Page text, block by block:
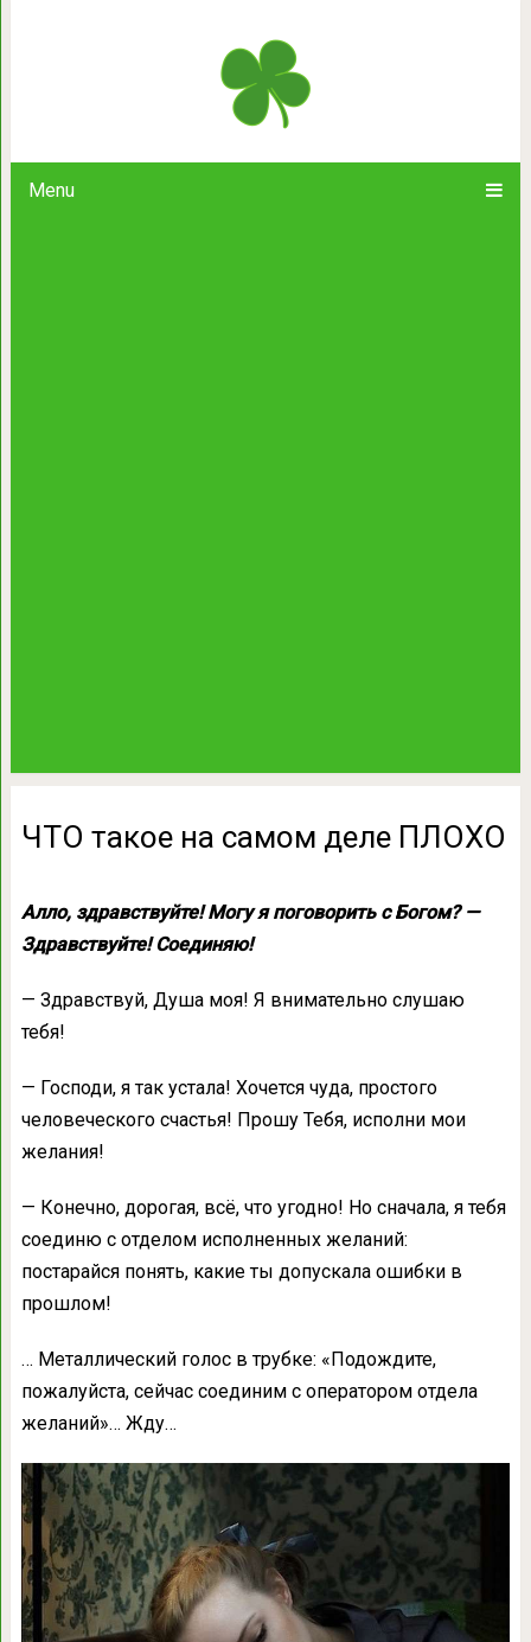
Menu
ЧТО такое на самом деле ПЛОХО
Алло, здравствуйте! Могу я поговорить с Богом? —
Здравствуйте! Соединяю!
— Здравствуй, Душа моя! Я внимательно слушаю
тебя!
— Господи, я так устала! Хочется чуда, простого
человеческого счастья! Прошу Тебя, исполни мои
желания!
— Конечно, дорогая, всё, что угодно! Но сначала, я тебя
соединю с отделом исполненных желаний:
постарайся понять, какие ты допускала ошибки в
прошлом!
… Металлический голос в трубке: «Подождите,
пожалуйста, сейчас соединим с оператором отдела
желаний»… Жду…